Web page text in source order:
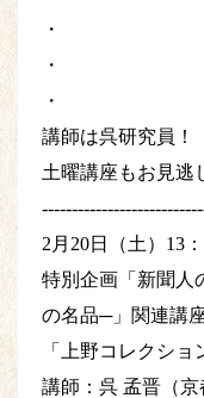
・
・
・
講師は呉研究員！
土曜講座もお見
2月20日（土）13
特別企画「新聞人
の名品─」関連講
「上野コレクショ
講師：呉 孟晋（